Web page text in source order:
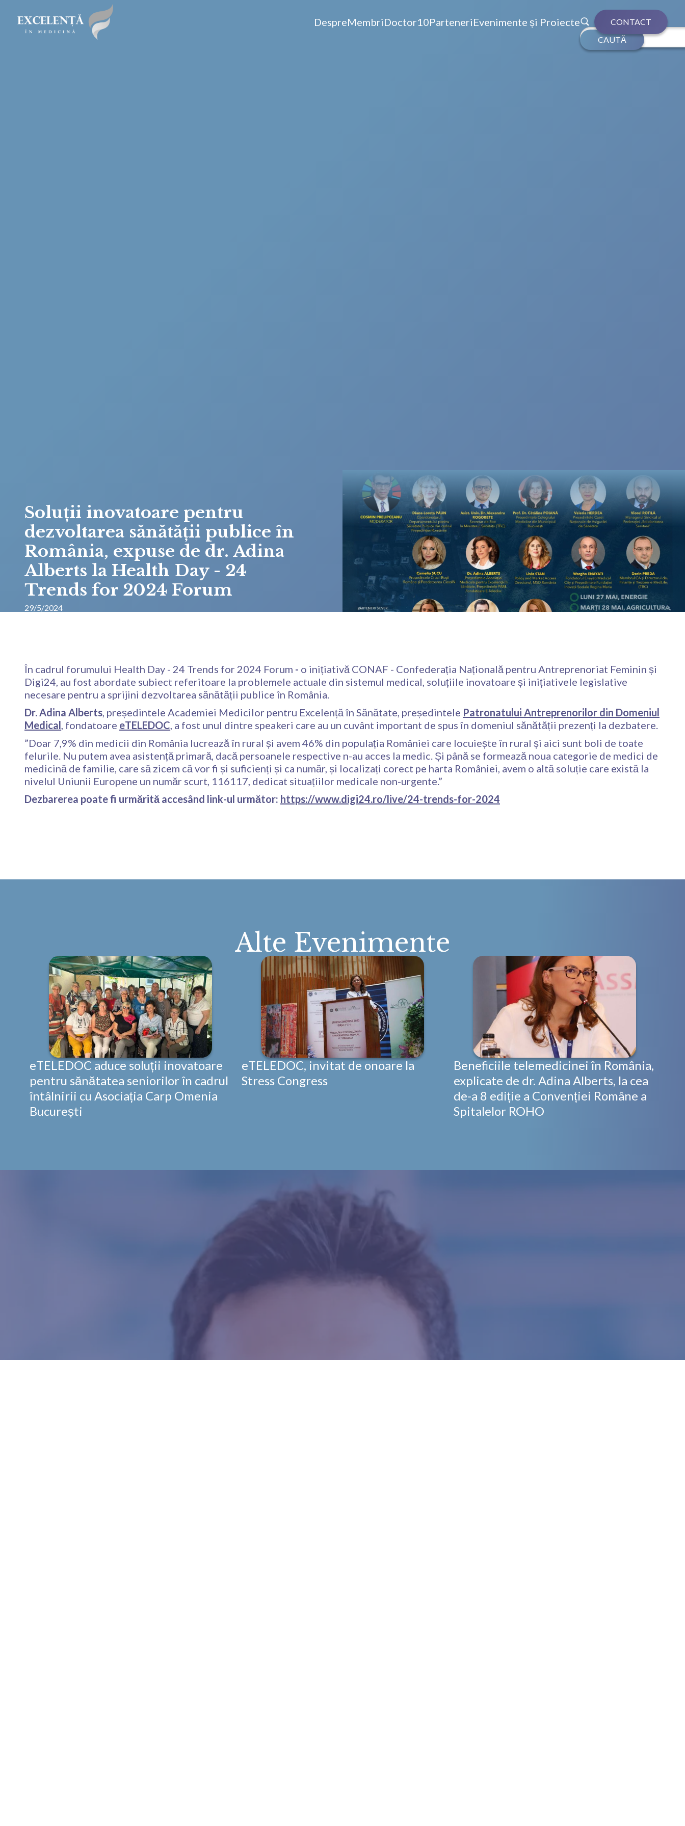
DespreMembriDoctor10ParteneriEvenimente și Proiecte CONTACT
Soluții inovatoare pentru
dezvoltarea sănătății publice în
România, expuse de dr. Adina
Alberts la Health Day - 24
Trends for 2024 Forum
29/5/2024
În cadrul forumului Health Day - 24 Trends for 2024 Forum - o inițiativă CONAF - Confederația Națională pentru Antreprenoriat Feminin și
Digi24, au fost abordate subiect referitoare la problemele actuale din sistemul medical, soluțiile inovatoare și inițiativele legislative
necesare pentru a sprijini dezvoltarea sănătății publice în România.
Dr. Adina Alberts, președintele Academiei Medicilor pentru Excelență în Sănătate, președintele Patronatului Antreprenorilor din Domeniul
Medical, fondatoare eTELEDOC, a fost unul dintre speakeri care au un cuvânt important de spus în domeniul sănătății prezenți la dezbatere.
”Doar 7,9% din medicii din România lucrează în rural și avem 46% din populația României care locuiește în rural și aici sunt boli de toate
felurile. Nu putem avea asistență primară, dacă persoanele respective n-au acces la medic. Și până se formează noua categorie de medici de
medicină de familie, care să zicem că vor fi și suficienți și ca număr, și localizați corect pe harta României, avem o altă soluție care există la
nivelul Uniunii Europene un număr scurt, 116117, dedicat situațiilor medicale non-urgente.”
Dezbarerea poate fi urmărită accesând link-ul următor: https://www.digi24.ro/live/24-trends-for-2024
Alte Evenimente
eTELEDOC aduce soluții inovatoare
pentru sănătatea seniorilor în cadrul
întâlnirii cu Asociația Carp Omenia
București
eTELEDOC, invitat de onoare la
Stress Congress
Beneficiile telemedicinei în România,
explicate de dr. Adina Alberts, la cea
de-a 8 ediție a Convenției Române a
Spitalelor ROHO